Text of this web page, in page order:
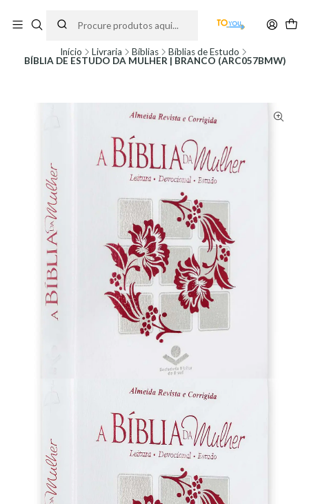
partir do dia 11 de Agosto, às 10H.
Início Livraria Bíblias
Bíblias de Estudo
BÍBLIA DE ESTUDO DA MULHER | BRANCO (ARC057BMW)